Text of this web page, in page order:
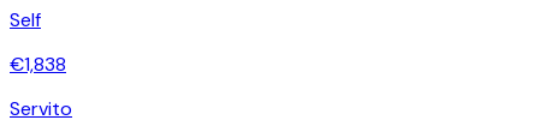
Self
€1,838
Servito